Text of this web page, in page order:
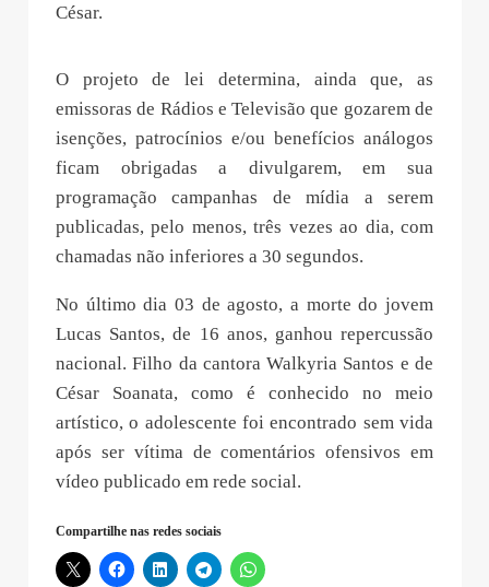
César.
O projeto de lei determina, ainda que, as
emissoras de Rádios e Televisão que gozarem de
isenções, patrocínios e/ou benefícios análogos
ficam obrigadas a divulgarem, em sua
programação campanhas de mídia a serem
publicadas, pelo menos, três vezes ao dia, com
chamadas não inferiores a 30 segundos.
No último dia 03 de agosto, a morte do jovem
Lucas Santos, de 16 anos, ganhou repercussão
nacional. Filho da cantora Walkyria Santos e de
César Soanata, como é conhecido no meio
artístico, o adolescente foi encontrado sem vida
após ser vítima de comentários ofensivos em
vídeo publicado em rede social.
Compartilhe nas redes sociais